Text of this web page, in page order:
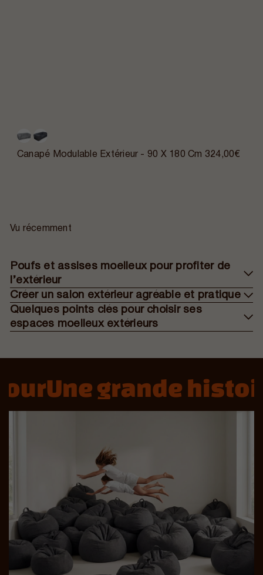
Canapé Modulable Extérieur - 90 X 180 Cm 324,00€
Vu récemment
Poufs et assises moelleux pour profiter de
l’extérieur
Créer un salon extérieur agréable et pratique
Quelques points clés pour choisir ses
espaces moelleux extérieurs
Une grande histoire